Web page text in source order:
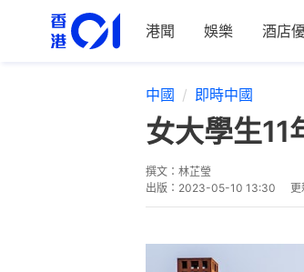
港聞 娛樂 酒店
中國 即時中國
女大學生
撰文： 林芷瑩
出版： 2023-05-10 13:30 更